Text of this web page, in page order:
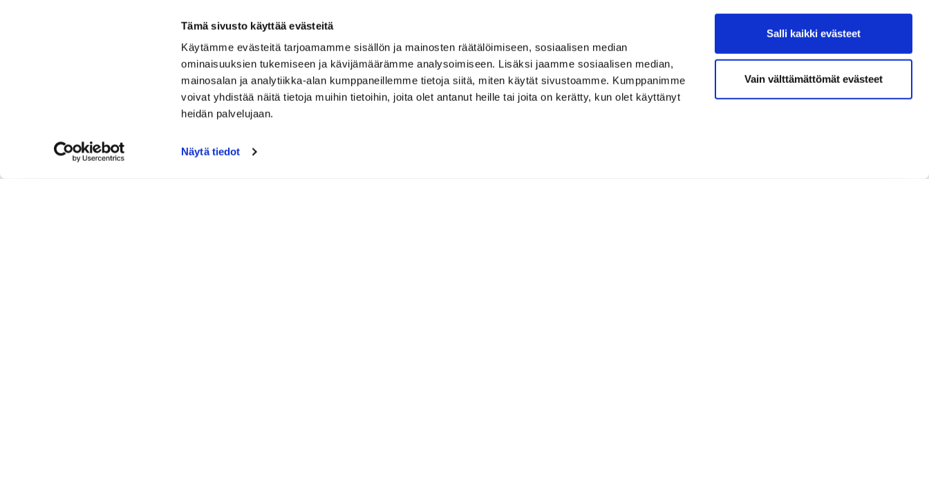
Tämä sivusto käyttää evästeitä
Käytämme evästeitä tarjoamamme sisällön ja mainosten räätälöimiseen, sosiaalisen median
ominaisuuksien tukemiseen ja kävijämäärämme analysoimiseen. Lisäksi jaamme sosiaalisen median,
mainosalan ja analytiikka-alan kumppaneillemme tietoja siitä, miten käytät sivustoamme. Kumppanimme
voivat yhdistää näitä tietoja muihin tietoihin, joita olet antanut heille tai joita on kerätty, kun olet käyttänyt
heidän palvelujaan.
Näytä tiedot
Salli kaikki evästeet
Vain välttämättömät evästeet